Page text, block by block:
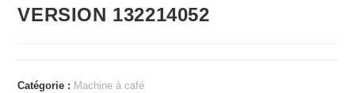
VERSION 132214052
Catégorie : Machine à café